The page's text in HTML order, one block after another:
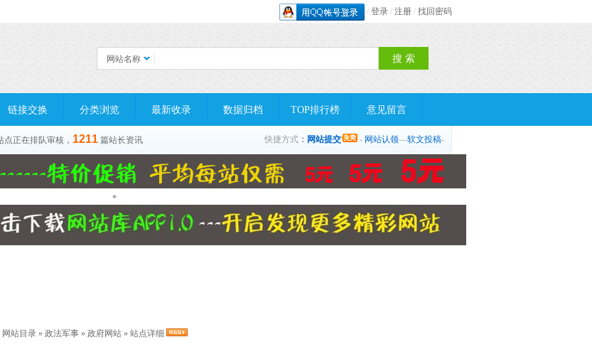
/ 登录 / 注册 / 找回密码
网站名称
链接交换 分类浏览 最新收录 数据归档 TOP排行榜 意见留言
点正在排队审核， 1211 篇站长资讯 快捷方式 ： 网站提交 - 网站认领—软文投稿-
*
网站目录 » 政法军事 » 政府网站 » 站点详细